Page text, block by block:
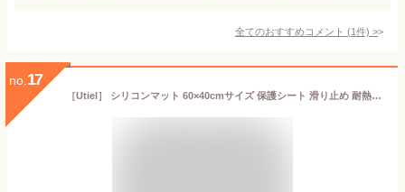
全てのおすすめコメント (1件) >
no. 17
［Utiel］ シリコンマット 60×40cmサイズ 保護シート 滑り止め 耐熱 耐冷 キズ防止 汚れ防止 調理台保護 キッチンマット 調理用マット ランチョンマット (ブラウン, 1枚)